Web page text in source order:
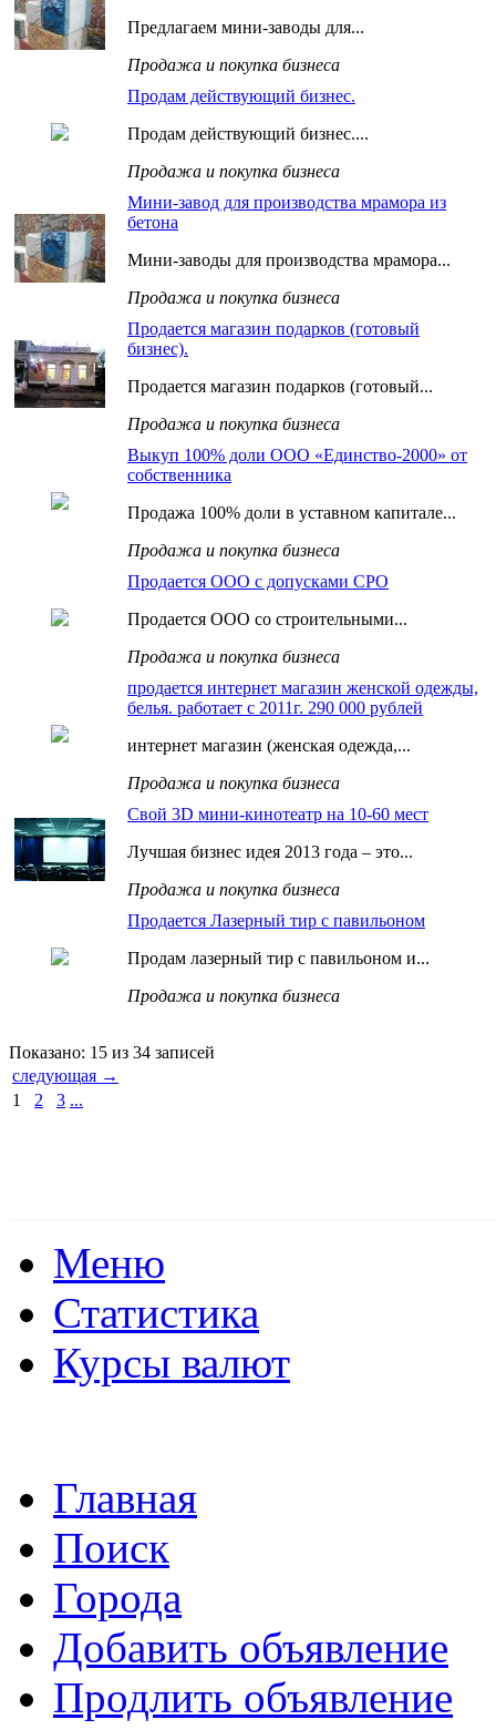
Предлагаем мини-заводы для...
Продажа и покупка бизнеса
Продам действующий бизнес.
Продам действующий бизнес....
Продажа и покупка бизнеса
Мини-завод для производства мрамора из
бетона
Мини-заводы для производства мрамора...
Продажа и покупка бизнеса
Продается магазин подарков (готовый
бизнес).
Продается магазин подарков (готовый...
Продажа и покупка бизнеса
Выкуп 100% доли ООО «Единство-2000» от
собственника
Продажа 100% доли в уставном капитале...
Продажа и покупка бизнеса
Продается ООО с допусками СРО
Продается ООО со строительными...
Продажа и покупка бизнеса
продается интернет магазин женской одежды,
белья. работает с 2011г. 290 000 рублей
интернет магазин (женская одежда,...
Продажа и покупка бизнеса
Свой 3D мини-кинотеатр на 10-60 мест
Лучшая бизнес идея 2013 года – это...
Продажа и покупка бизнеса
Продается Лазерный тир с павильоном
Продам лазерный тир с павильоном и...
Продажа и покупка бизнеса
Показано: 15 из 34 записей
следующая →
1
2 3 ...
Меню
Статистика
Курсы валют
Главная
Поиск
Города
Добавить объявление
Продлить объявление